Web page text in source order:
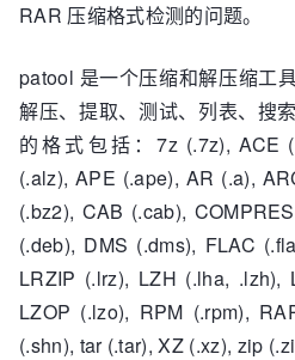
RAR 压缩格式检测的问题。
patool 是一个压缩和解压缩工
解压、提取、测试、列表、搜
的格式包括：7z (.7z), ACE
(.alz), APE (.ape), AR (.a),
(.bz2), CAB (.cab),
(.deb), DMS (.dms), FLAC
LRZIP (.lrz), LZH (.lha, .lzh),
LZOP (.lzo), RPM (.rpm),
(.shn), tar (.tar), XZ (.xz), zip